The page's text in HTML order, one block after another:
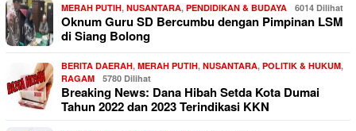
MERAH PUTIH, NUSANTARA, PENDIDIKAN & BUDAYA 6014 Dilihat
Oknum Guru SD Bercumbu dengan Pimpinan LSM
di Siang Bolong
BERITA DAERAH, MERAH PUTIH, NUSANTARA, POLITIK & HUKUM,
RAGAM
5780 Dilihat
Breaking News: Dana Hibah Setda Kota Dumai
Tahun 2022 dan 2023 Terindikasi KKN